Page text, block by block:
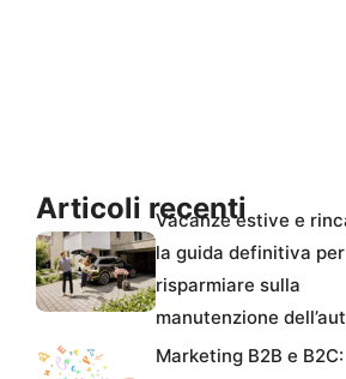
Articoli recenti
Vacanze estive e
la guida definitiva per
risparmiare sulla
manutenzione
Marketing B2B e B2C: